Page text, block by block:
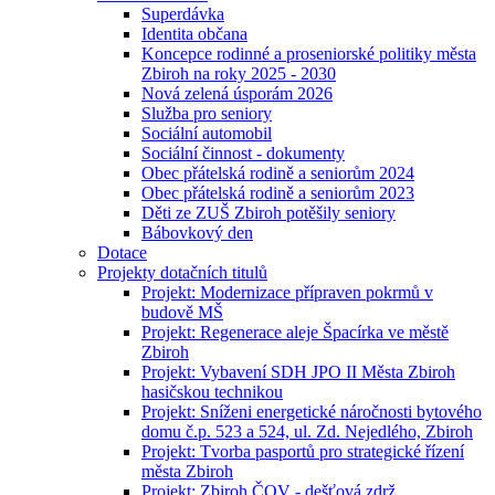
Superdávka
Identita občana
Koncepce rodinné a proseniorské politiky města
Zbiroh na roky 2025 - 2030
Nová zelená úsporám 2026
Služba pro seniory
Sociální automobil
Sociální činnost - dokumenty
Obec přátelská rodině a seniorům 2024
Obec přátelská rodině a seniorům 2023
Děti ze ZUŠ Zbiroh potěšily seniory
Bábovkový den
Dotace
Projekty dotačních titulů
Projekt: Modernizace přípraven pokrmů v
budově MŠ
Projekt: Regenerace aleje Špacírka ve městě
Zbiroh
Projekt: Vybavení SDH JPO II Města Zbiroh
hasičskou technikou
Projekt: Sníženi energetické náročnosti bytového
domu č.p. 523 a 524, ul. Zd. Nejedlého, Zbiroh
Projekt: Tvorba pasportů pro strategické řízení
města Zbiroh
Projekt: Zbiroh ČOV - dešťová zdrž